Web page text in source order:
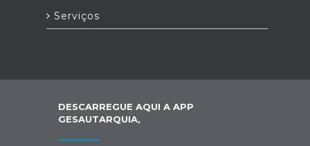
Serviços
DESCARREGUE AQUI A APP
GESAUTARQUIA,